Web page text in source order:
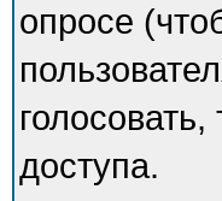
опросе
доступа.